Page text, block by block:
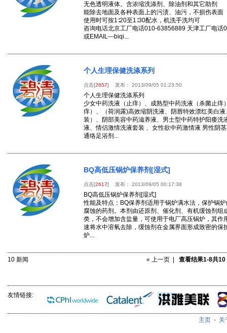
无色透明液体。含浓缩洗涤剂、除油剂和其它助剂
能除去地面及各种表面上的污渍、油污，不损伤表面
使用时可按1∶20至1∶30配水，机洗手洗均可
咨询电话北京工厂电话010-63856889 天津工厂电
或EMAIL---biqi...
个人生理保健洗涤系列
点击[2657] 发布： 2013/09/05 01:23:50
个人生理保健洗涤系列
少女中药洗液（止痒）、成熟型中药洗液（杀菌止痒
痒）、（荷润露)高效缩阴洗液、阴唇特效漂红美白
装）、阴部美容中药滋养液、男士型中药特护阳痿洗
液、情侣激情洗液套装 、女性欲中药激情液 男性阴
通络足浴剂...
BQ高低压锅炉保养剂[湿式]
点击[2617] 发布： 2013/09/05 00:17:38
BQ高低压锅炉保养剂[湿式]
性能及特点：BQ保养剂适用于锅炉满水法，保护锅
腐蚀的药剂。本剂由还原剂、催化剂、有机缓蚀剂组
类，不会增加含盐量，可使用于电厂高压锅炉，其作
速将水中溶氧去除，缓蚀剂在金属界面形成致密的保
炉...
10 新闻 « 上一页 | 查看结果1-8共10
友情链接:
主页 - 关